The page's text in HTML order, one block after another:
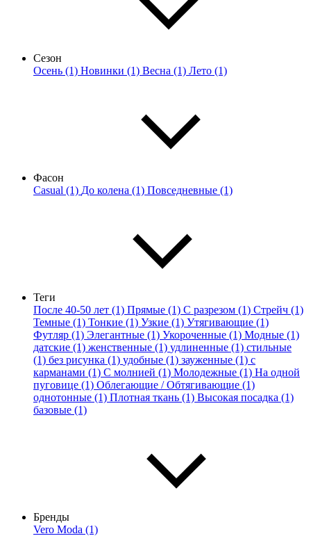
Сезон
Осень (1) Новинки (1) Весна (1) Лето (1)
Фасон
Casual (1) До колена (1) Повседневные (1)
Теги
После 40-50 лет (1) Прямые (1) С разрезом (1) Стрейч (1)
Темные (1) Тонкие (1) Узкие (1) Утягивающие (1)
Футляр (1) Элегантные (1) Укороченные (1) Модные (1)
датские (1) женственные (1) удлиненные (1) стильные
(1) без рисунка (1) удобные (1) зауженные (1) с
карманами (1) С молнией (1) Молодежные (1) На одной
пуговице (1) Облегающие / Обтягивающие (1)
однотонные (1) Плотная ткань (1) Высокая посадка (1)
базовые (1)
Бренды
Vero Moda (1)